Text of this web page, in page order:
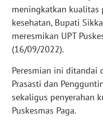
meningkatkan kualitas
kesehatan, Bupati
meresmikan UPT
(16/09/2022).
Peresmian ini ditandai
Prasasti dan
sekaligus penyerahan
Puskesmas Paga.
PEDOMAN
MEDIA
REDAKSI
KARIR
DISCLAIMER